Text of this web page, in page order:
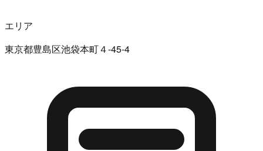
エリア
東京都豊島区池袋本町４-45-4